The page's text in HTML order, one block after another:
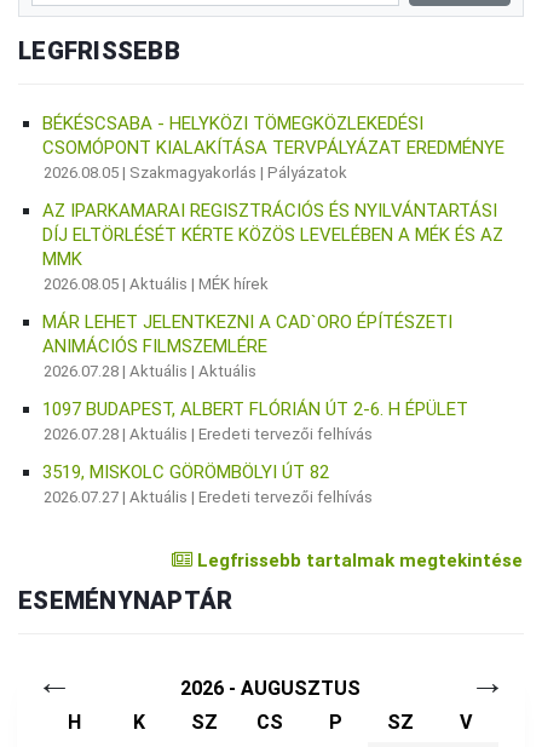
LEGFRISSEBB
BÉKÉSCSABA - HELYKÖZI TÖMEGKÖZLEKEDÉSI
CSOMÓPONT KIALAKÍTÁSA TERVPÁLYÁZAT EREDMÉNYE
2026.08.05 | Szakmagyakorlás | Pályázatok
AZ IPARKAMARAI REGISZTRÁCIÓS ÉS NYILVÁNTARTÁSI
DÍJ ELTÖRLÉSÉT KÉRTE KÖZÖS LEVELÉBEN A MÉK ÉS AZ
MMK
2026.08.05 | Aktuális | MÉK hírek
MÁR LEHET JELENTKEZNI A CAD`ORO ÉPÍTÉSZETI
ANIMÁCIÓS FILMSZEMLÉRE
2026.07.28 | Aktuális | Aktuális
1097 BUDAPEST, ALBERT FLÓRIÁN ÚT 2-6. H ÉPÜLET
2026.07.28 | Aktuális | Eredeti tervezői felhívás
3519, MISKOLC GÖRÖMBÖLYI ÚT 82
2026.07.27 | Aktuális | Eredeti tervezői felhívás
Legfrissebb tartalmak megtekintése
ESEMÉNYNAPTÁR
← 2026 - AUGUSZTUS →
H K SZ CS P SZ
V